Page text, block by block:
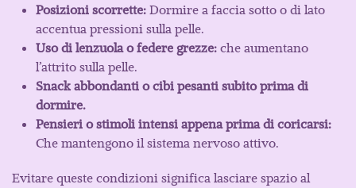
Posizioni scorrette: Dormire a faccia sotto o di lato
accentua pressioni sulla pelle.
Uso di lenzuola o federe grezze: che aumentano
l’attrito sulla pelle.
Snack abbondanti o cibi pesanti subito prima di
dormire.
Pensieri o stimoli intensi appena prima di coricarsi:
Che mantengono il sistema nervoso attivo.
Evitare queste condizioni significa lasciare spazio al